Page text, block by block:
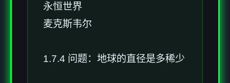
永恒世界
麦克斯韦尔
1.7.4 问题：地球的直径是多稀少